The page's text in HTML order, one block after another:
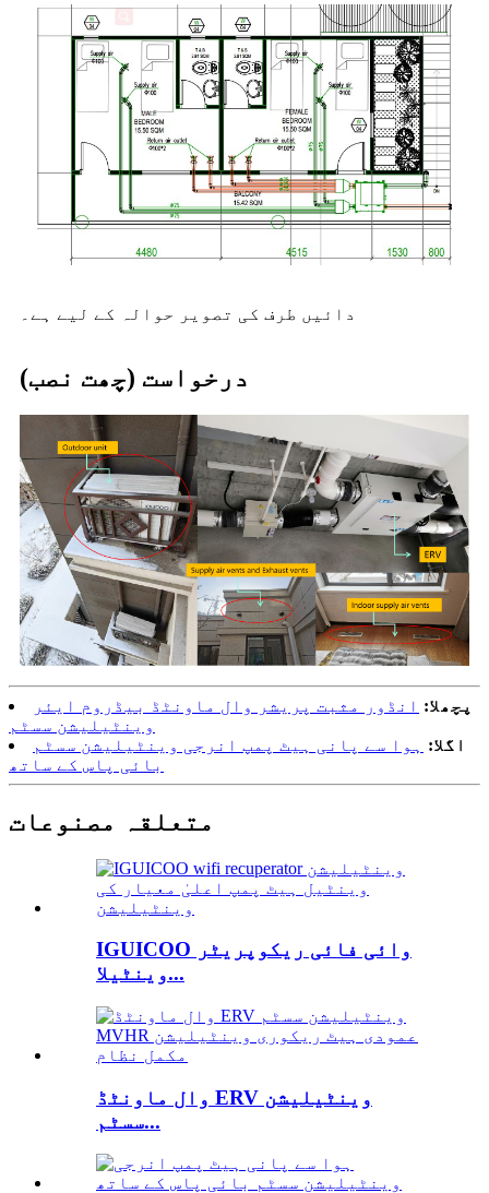
دائیں طرف کی تصویر حوالہ کے لیے ہے۔
درخواست (چھت نصب)
پچھلا: انڈور مثبت پریشر وال ماونٹڈ بیڈروم ایئر
وینٹیلیشن سسٹم
اگلا: ہوا سے پانی ہیٹ پمپ انرجی وینٹیلیشن سسٹم
بائی پاس کے ساتھ
متعلقہ مصنوعات
IGUICOO وائی فائی ریکوپریٹر
وینٹیلا...
وال ماونٹڈ ERV وینٹیلیشن
سسٹم...